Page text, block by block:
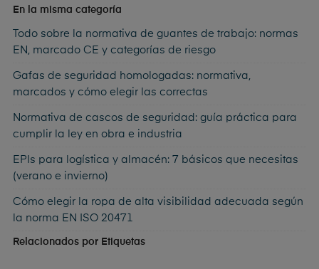
En la misma categoría
Todo sobre la normativa de guantes de trabajo: normas
EN, marcado CE y categorías de riesgo
Gafas de seguridad homologadas: normativa,
marcados y cómo elegir las correctas
Normativa de cascos de seguridad: guía práctica para
cumplir la ley en obra e industria
EPIs para logística y almacén: 7 básicos que necesitas
(verano e invierno)
Cómo elegir la ropa de alta visibilidad adecuada según
la norma EN ISO 20471
Relacionados por Etiquetas